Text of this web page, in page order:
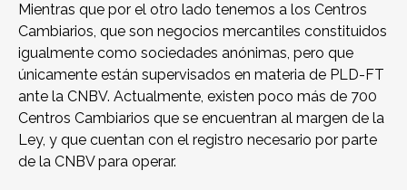
Mientras que por el otro lado tenemos a los Centros
Cambiarios, que son negocios mercantiles constituidos
igualmente como sociedades anónimas, pero que
únicamente están supervisados en materia de PLD-FT
ante la CNBV. Actualmente, existen poco más de 700
Centros Cambiarios que se encuentran al margen de la
Ley, y que cuentan con el registro necesario por parte
de la CNBV para operar.